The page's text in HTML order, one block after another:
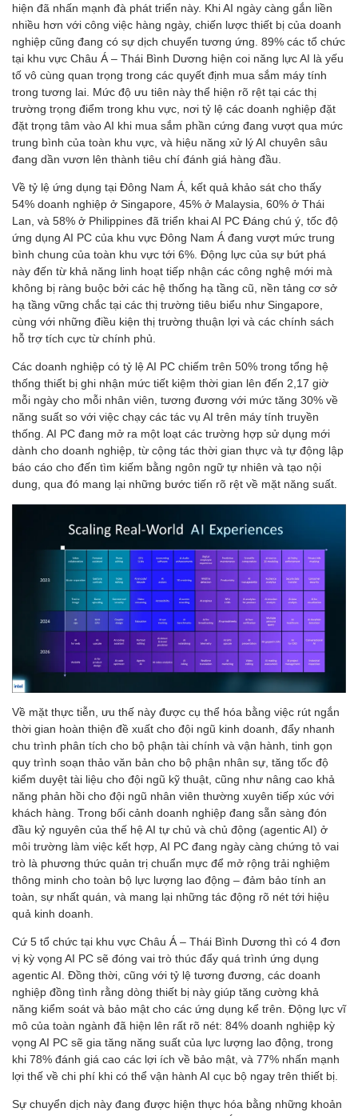
hiện đã nhấn mạnh đà phát triển này. Khi AI ngày càng gắn liền
nhiều hơn với công việc hàng ngày, chiến lược thiết bị của doanh
nghiệp cũng đang có sự dịch chuyển tương ứng. 89% các tổ chức
tại khu vực Châu Á – Thái Bình Dương hiện coi năng lực AI là yếu
tố vô cùng quan trọng trong các quyết định mua sắm máy tính
trong tương lai. Mức độ ưu tiên này thể hiện rõ rệt tại các thị
trường trọng điểm trong khu vực, nơi tỷ lệ các doanh nghiệp đặt
đặt trọng tâm vào AI khi mua sắm phần cứng đang vượt qua mức
trung bình của toàn khu vực, và hiệu năng xử lý AI chuyên sâu
đang dần vươn lên thành tiêu chí đánh giá hàng đầu.
Về tỷ lệ ứng dụng tại Đông Nam Á, kết quả khảo sát cho thấy
54% doanh nghiệp ở Singapore, 45% ở Malaysia, 60% ở Thái
Lan, và 58% ở Philippines đã triển khai AI PC Đáng chú ý, tốc độ
ứng dụng AI PC của khu vực Đông Nam Á đang vượt mức trung
bình chung của toàn khu vực tới 6%. Động lực của sự bứt phá
này đến từ khả năng linh hoạt tiếp nhận các công nghệ mới mà
không bị ràng buộc bởi các hệ thống hạ tầng cũ, nền tảng cơ sở
hạ tầng vững chắc tại các thị trường tiêu biểu như Singapore,
cùng với những điều kiện thị trường thuận lợi và các chính sách
hỗ trợ tích cực từ chính phủ.
Các doanh nghiệp có tỷ lệ AI PC chiếm trên 50% trong tổng hệ
thống thiết bị ghi nhận mức tiết kiệm thời gian lên đến 2,17 giờ
mỗi ngày cho mỗi nhân viên, tương đương với mức tăng 30% về
năng suất so với việc chạy các tác vụ AI trên máy tính truyền
thống. AI PC đang mở ra một loạt các trường hợp sử dụng mới
dành cho doanh nghiệp, từ cộng tác thời gian thực và tự động lập
báo cáo cho đến tìm kiếm bằng ngôn ngữ tự nhiên và tạo nội
dung, qua đó mang lại những bước tiến rõ rệt về mặt năng suất.
Về mặt thực tiễn, ưu thế này được cụ thể hóa bằng việc rút ngắn
thời gian hoàn thiện đề xuất cho đội ngũ kinh doanh, đẩy nhanh
chu trình phân tích cho bộ phận tài chính và vận hành, tinh gọn
quy trình soạn thảo văn bản cho bộ phận nhân sự, tăng tốc độ
kiểm duyệt tài liệu cho đội ngũ kỹ thuật, cũng như nâng cao khả
năng phản hồi cho đội ngũ nhân viên thường xuyên tiếp xúc với
khách hàng. Trong bối cảnh doanh nghiệp đang sẵn sàng đón
đầu kỷ nguyên của thế hệ AI tự chủ và chủ động (agentic AI) ở
môi trường làm việc kết hợp, AI PC đang ngày càng chứng tỏ vai
trò là phương thức quản trị chuẩn mực để mở rộng trải nghiệm
thông minh cho toàn bộ lực lượng lao động – đảm bảo tính an
toàn, sự nhất quán, và mang lại những tác động rõ nét tới hiệu
quả kinh doanh.
Cứ 5 tổ chức tại khu vực Châu Á – Thái Bình Dương thì có 4 đơn
vị kỳ vọng AI PC sẽ đóng vai trò thúc đẩy quá trình ứng dụng
agentic AI. Đồng thời, cũng với tỷ lệ tương đương, các doanh
nghiệp đồng tình rằng dòng thiết bị này giúp tăng cường khả
năng kiểm soát và bảo mật cho các ứng dụng kể trên. Động lực vĩ
mô của toàn ngành đã hiện lên rất rõ nét: 84% doanh nghiệp kỳ
vọng AI PC sẽ gia tăng năng suất của lực lượng lao động, trong
khi 78% đánh giá cao các lợi ích về bảo mật, và 77% nhấn mạnh
lợi thế về chi phí khi có thể vận hành AI cục bộ ngay trên thiết bị.
Sự chuyển dịch này đang được hiện thực hóa bằng những khoản